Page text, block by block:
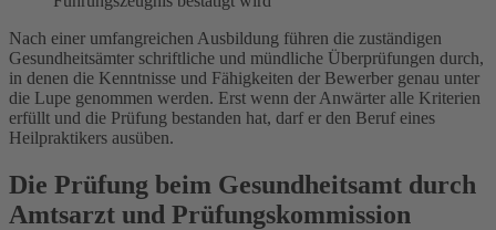
Nach einer umfangreichen Ausbildung führen die zuständigen
Gesundheitsämter schriftliche und mündliche Überprüfungen durch,
in denen die Kenntnisse und Fähigkeiten der Bewerber genau unter
die Lupe genommen werden. Erst wenn der Anwärter alle Kriterien
erfüllt und die Prüfung bestanden hat, darf er den Beruf eines
Heilpraktikers ausüben.
Die Prüfung beim Gesundheitsamt durch
Amtsarzt und Prüfungskommission